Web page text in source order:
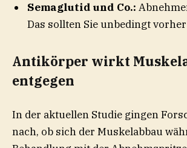
Semaglutid und Co.:
Das sollten Sie unbedingt
Antikörper wirkt
entgegen
In der aktuellen Studie gingen
nach, ob sich der Muskelabbau